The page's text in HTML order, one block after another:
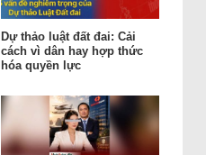
Dự thảo luật đất đai: Cải
cách vì dân hay hợp thức
hóa quyền lực